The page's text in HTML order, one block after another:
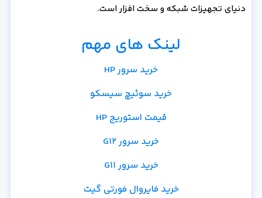
دنیای تجهیزات شبکه و سخت افزار است.
لینک های مهم
خرید سرور HP
خرید سوئیچ سیسکو
قیمت استوریج HP
خرید سرور G12
خرید سرور G11
خرید فایروال فورتی گیت